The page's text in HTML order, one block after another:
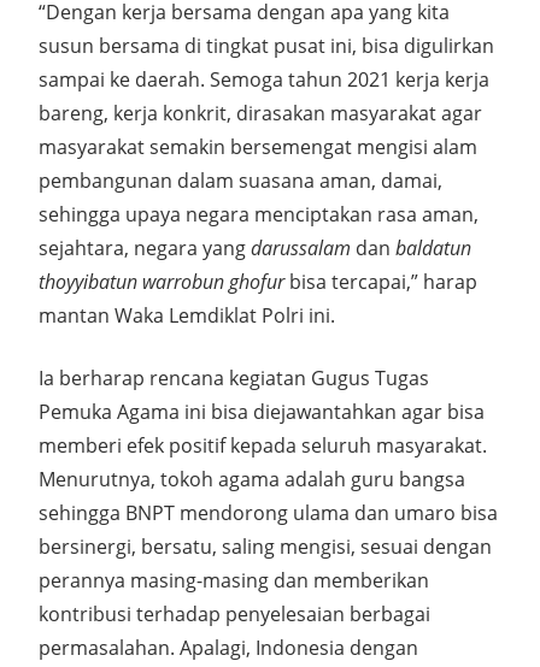
“Dengan kerja bersama dengan apa yang kita
susun bersama di tingkat pusat ini, bisa digulirkan
sampai ke daerah. Semoga tahun 2021 kerja kerja
bareng, kerja konkrit, dirasakan masyarakat agar
masyarakat semakin bersemengat mengisi alam
pembangunan dalam suasana aman, damai,
sehingga upaya negara menciptakan rasa aman,
sejahtara, negara yangdarussalam dan baldatun
thoyyibatun warrobun ghofurbisa tercapai,” harap
mantan Waka Lemdiklat Polri ini.
Ia berharap rencana kegiatan Gugus Tugas
Pemuka Agama ini bisa diejawantahkan agar bisa
memberi efek positif kepada seluruh masyarakat.
Menurutnya, tokoh agama adalah guru bangsa
sehingga BNPT mendorong ulama dan umaro bisa
bersinergi, bersatu, saling mengisi, sesuai dengan
perannya masing-masing dan memberikan
kontribusi terhadap penyelesaian berbagai
permasalahan. Apalagi, Indonesia dengan